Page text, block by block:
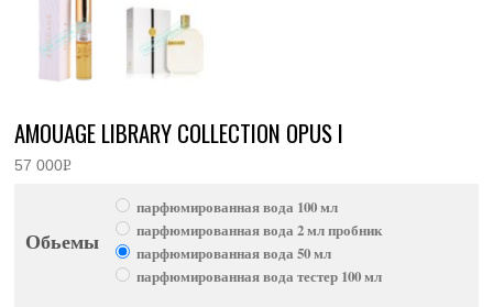
AMOUAGE LIBRARY COLLECTION OPUS I
57 000Р
Обьемы
парфюмированная вода 100 мл
парфюмированная вода 2 мл пробник
парфюмированная вода 50 мл
парфюмированная вода тестер 100 мл